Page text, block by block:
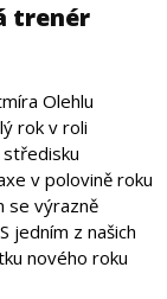
trenér
Olehlu
rok v roli
středisku
v polovině roku
se výrazně
jedním z našich
nového roku